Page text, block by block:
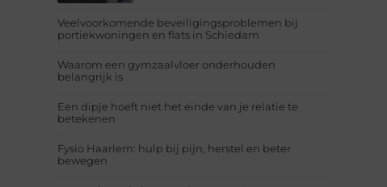
Veelvoorkomende beveiligingsproblemen bij
portiekwoningen en flats in Schiedam
Waarom een gymzaalvloer onderhouden
belangrijk is
Een dipje hoeft niet het einde van je relatie te
betekenen
Fysio Haarlem: hulp bij pijn, herstel en beter
bewegen